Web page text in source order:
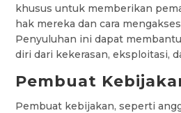
khusus untuk memberikan
hak mereka dan cara
Penyuluhan ini dapat
diri dari kekerasan, eksploitasi,
Pembuat
Pembuat kebijakan, seperti